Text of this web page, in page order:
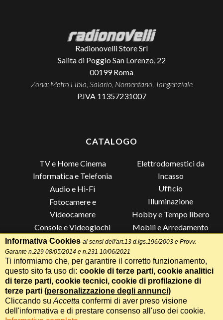
Radionovelli Store Srl
Salita di Poggio San Lorenzo, 22
00199 Roma
Zona: Metro Libia, Salario, Nomentano, Tangenziale
P.IVA 11357231007
CATALOGO
TV e Home Cinema
Informatica e Telefonia
Audio e Hi-Fi
Fotocamere e
Videocamere
Console e Videogiochi
Piccoli Elettrodomestici
Grandi Elettrodomestici e
Climatizzazione
Elettrodomestici da
Incasso
Ufficio
Illuminazione
Hobby e Tempo libero
Mobili e Arredamento
Lista di Nozze
Termini e Condizioni-Privacy Cookie
Whatsapp Chiama
Speciale 70 Anni Radionovelli T
Informativa Cookies ai sensi dell'art.13 d.lgs.196/2003 e Provv.
Garante n.229 08/05/2014 e n.231 10/06/2021
Ti informiamo che, per garantire il corretto funzionamento,
questo sito fa uso di: cookie di terze parti, cookie analitici
di terze parti, cookie tecnici, cookie di profilazione di
terze parti (personalizzazione degli annunci)
Cliccando su Accetta confermi di aver preso visione
dell'informativa e di prestare consenso all'uso dei cookie.